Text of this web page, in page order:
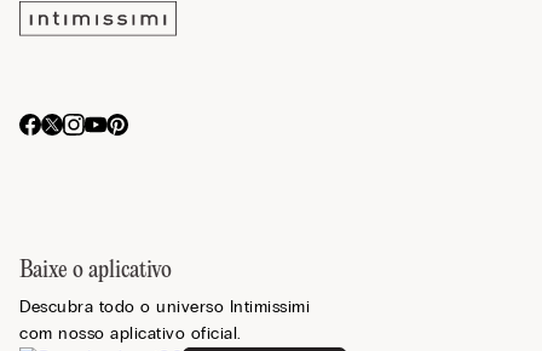
Baixe o aplicativo
Descubra todo o universo Intimissimi
com nosso aplicativo oficial.